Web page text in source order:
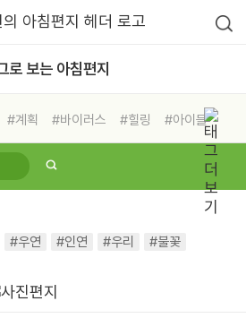
로 보는 아침편지
#계획 #바이러스 #힐링
#아이들
삶
컨학교
#우연 #인연 #우리
#불꽃